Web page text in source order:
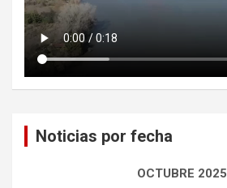
Noticias por fecha
OCTUBRE 2025